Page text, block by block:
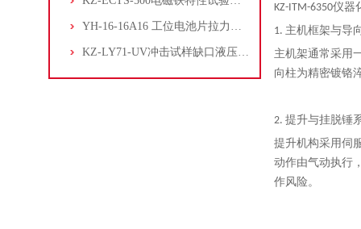
YH-16-16A16 工位电池片拉力试验机
KZ-LY71-UV冲击试样缺口液压拉床
KZ-ITM-6350仪器
1. 主机框架与导
主机架通常采用
向柱为精密镀铬
2. 提升与挂脱锤
提升机构采用伺
动作由气动执行
作风险。